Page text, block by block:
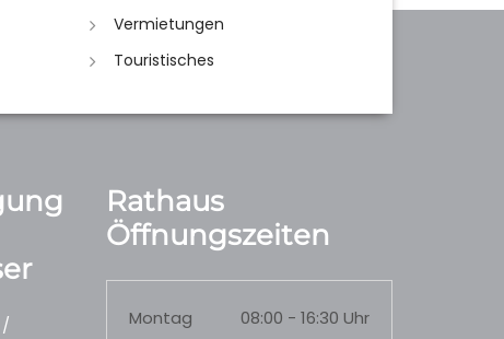
Vermietungen
Touristisches
/
Rathaus
Öffnungszeiten
Montag 08:00 - 16:30 Uhr